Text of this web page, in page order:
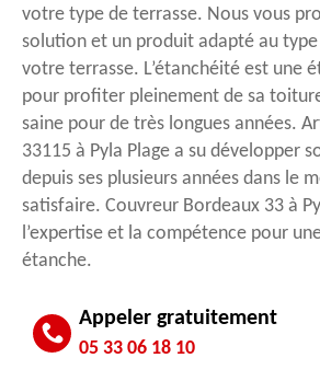
votre type de terrasse. Nous vous
solution et un produit adapté au
votre terrasse. L’étanchéité est une
pour profiter pleinement de sa
saine pour de très longues années.
33115 à Pyla Plage a su développer
depuis ses plusieurs années dans le
satisfaire. Couvreur Bordeaux 33 à
l’expertise et la compétence pour
étanche.
Appeler gratuitement
05 33 06 18 10